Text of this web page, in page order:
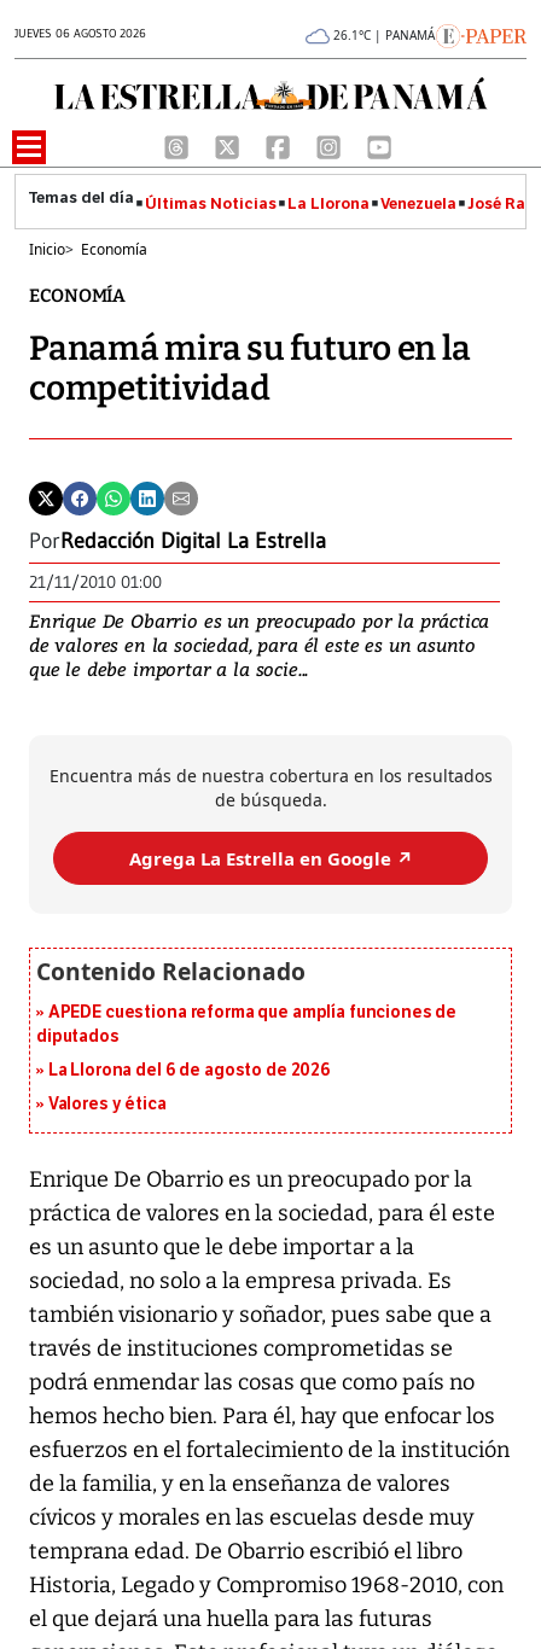
JUEVES 06 AGOSTO 2026 26.1°C | PANAMÁ
Últimas Noticias La Llorona Venezuela José
Inicio> Economía
ECONOMÍA
Panamá mira su futuro en la
competitividad
PorRedacción Digital La Estrella
21/11/2010 01:00
Enrique De Obarrio es un preocupado por la práctica
de valores en la sociedad, para él este es un asunto
que le debe importar a la socie...
Encuentra más de nuestra cobertura en los resultados
de búsqueda.
Agrega La Estrella en Google ↗️
APEDE cuestiona reforma que amplía funciones de
diputados
La Llorona del 6 de agosto de 2026
Valores y ética
Enrique De Obarrio es un preocupado por la
práctica de valores en la sociedad, para él este
es un asunto que le debe importar a la
sociedad, no solo a la empresa privada. Es
también visionario y soñador, pues sabe que a
través de instituciones comprometidas se
podrá enmendar las cosas que como país no
hemos hecho bien. Para él, hay que enfocar los
esfuerzos en el fortalecimiento de la institución
de la familia, y en la enseñanza de valores
cívicos y morales en las escuelas desde muy
temprana edad. De Obarrio escribió el libro
Historia, Legado y Compromiso 1968-2010, con
el que dejará una huella para las futuras